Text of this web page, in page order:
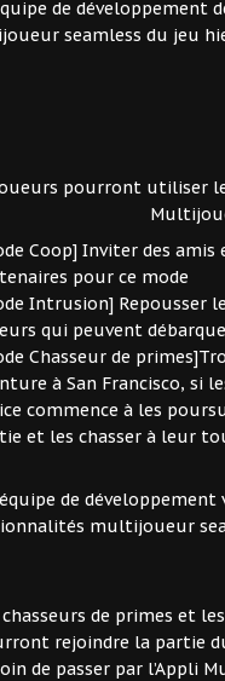
de développement
seamless du jeu
pourront utiliser
Coop] Inviter des
pour ce mode
Intrusion] Repousser
qui peuvent
Chasseur de
à San Francisco, si
commence à les
et les chasser à leur
de
multijoueur
chasseurs de primes et
rejoindre la partie
de passer par l’Appli